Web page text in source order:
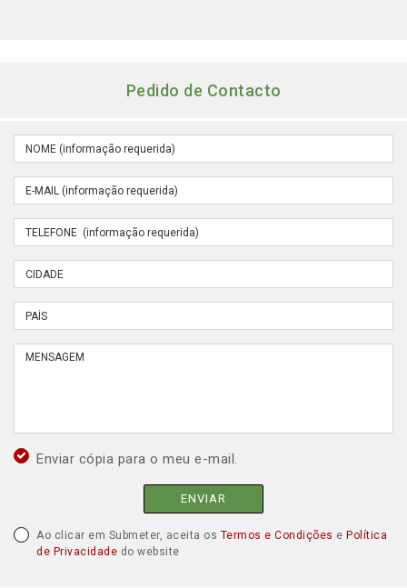
Pedido de Contacto
Enviar cópia para o meu e-mail.
ENVIAR
Ao clicar em Submeter, aceita os Termos e Condições e Política
de Privacidade do website